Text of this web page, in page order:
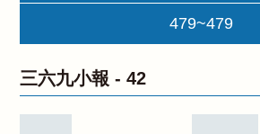
479~479
三六九小報 -42